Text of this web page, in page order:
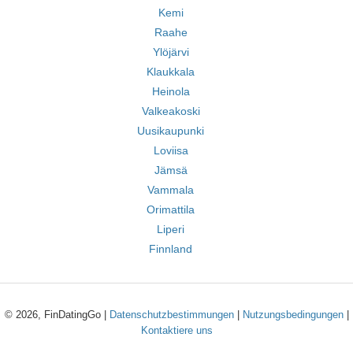
Kemi
Raahe
Ylöjärvi
Klaukkala
Heinola
Valkeakoski
Uusikaupunki
Loviisa
Jämsä
Vammala
Orimattila
Liperi
Finnland
© 2026, FinDatingGo | Datenschutzbestimmungen| Nutzungsbedingungen|
Kontaktiere uns